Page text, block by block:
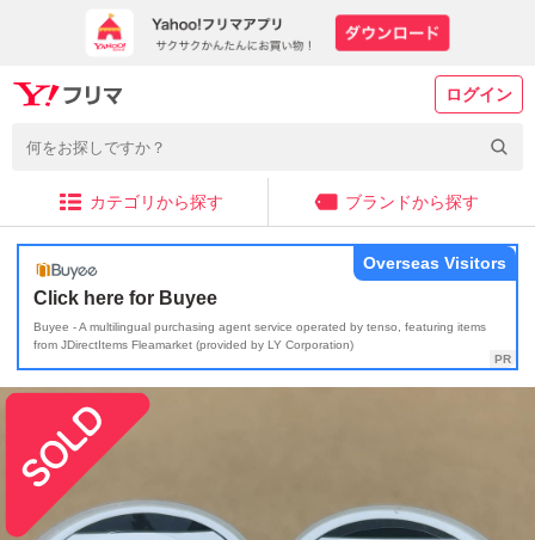
ログイン
カテゴリから探す ブランドから探す
Click here for Buyee
Buyee - A multilingual purchasing agent service operated by tenso, featuring items
from JDirectItems Fleamarket (provided by LY Corporation)
Overseas Visitors